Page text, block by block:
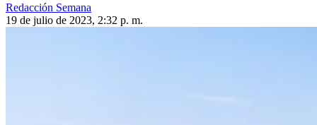
Redacción Semana
19 de julio de 2023, 2:32 p. m.